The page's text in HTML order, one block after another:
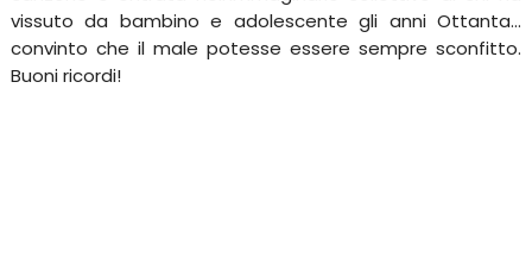
vissuto da bambino e adolescente gli anni Ottanta...
convinto che il male potesse essere sempre sconfitto.
Buoni ricordi!